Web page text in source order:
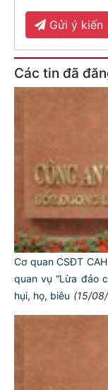
Gửi ý kiến
Các tin đã
Cơ quan CSĐT
quan vụ “Lừa đảo
hụi, họ, biêu (15/